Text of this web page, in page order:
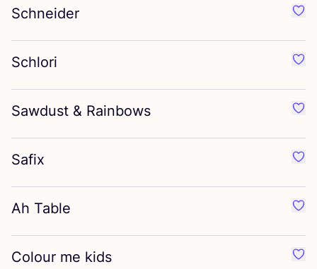
Schneider
Schlori
Sawdust & Rainbows
Safix
Ah Table
Colour me kids